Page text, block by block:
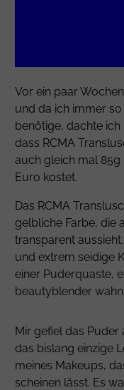
Vor ein paar
und da ich immer
benötige, dachte
dass RCMA
auch gleich mal 85g
Euro kostet.
Das RCMA
gelbliche Farbe, die
transparent
und extrem seidige
einer Puderquaste,
beautyblender
Mir gefiel das Puder
das bislang einzige
meines Makeups,
scheinen lässt. Es